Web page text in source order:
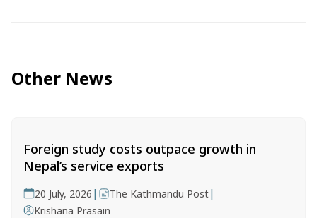
Other News
Foreign study costs outpace growth in
Nepal’s service exports
20 July, 2026 | The Kathmandu Post|
Krishana Prasain